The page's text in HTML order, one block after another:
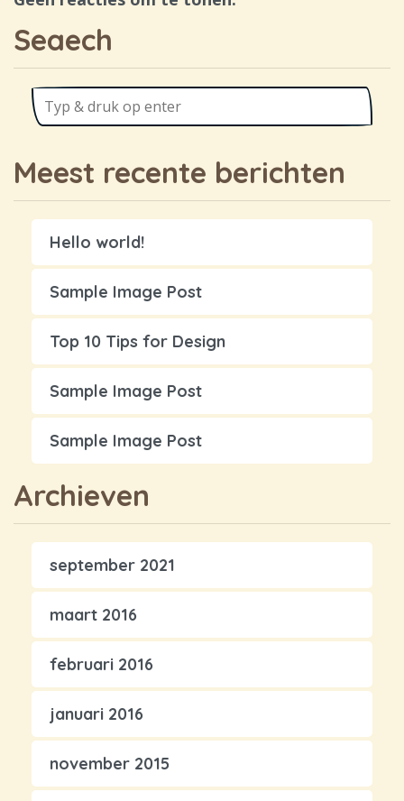
Seaech
Meest recente berichten
Hello world!
Sample Image Post
Top 10 Tips for Design
Sample Image Post
Sample Image Post
Archieven
september 2021
maart 2016
februari 2016
januari 2016
november 2015